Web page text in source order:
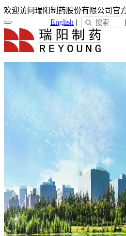
欢迎访问瑞阳制药股份有限公司官
English | |
关于瑞阳
瑞阳简介
企业文化
新闻中心
瑞阳动态
通知公告
媒体聚焦
员工天地
企业电子报
产品服务
产品中心
国内分布